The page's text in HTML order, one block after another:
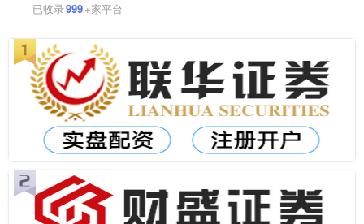
已收录999+家平台